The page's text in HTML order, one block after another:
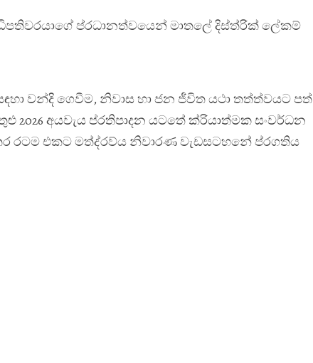
ප්රධානත්වයෙන් මාතලේ දිස්ත්රික් ලේකම්
වන්දි ගෙවීම, නිවාස හා ජන ජීවිත යථා තත්ත්වයට පත්
2026 අයවැය ප්රතිපාදන යටතේ ක්රියාත්මක සංවර්ධන
රටම එකට මත්ද්රව්ය නිවාරණ වැඩසටහනේ ප්රගතිය